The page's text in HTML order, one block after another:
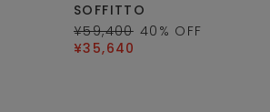
SOFFITTO
¥59,400 40 % OFF
¥35,640